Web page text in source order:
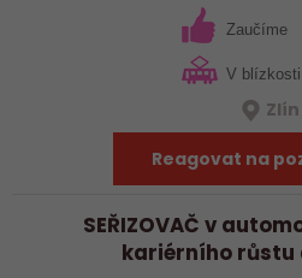
Zaučíme
V
Zlín
Reagovat na
SEŘIZOVAČ v
kariérního růstu